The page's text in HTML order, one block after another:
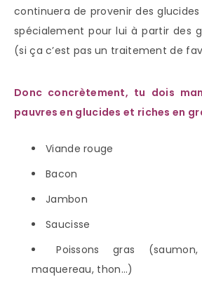
continuera de provenir des
spécialement pour lui à partir des
(si ça c’est pas un traitement de
Donc concrètement, tu dois
pauvres en glucides et riches en
Viande rouge
Bacon
Jambon
Saucisse
Poissons gras
maquereau, thon…)